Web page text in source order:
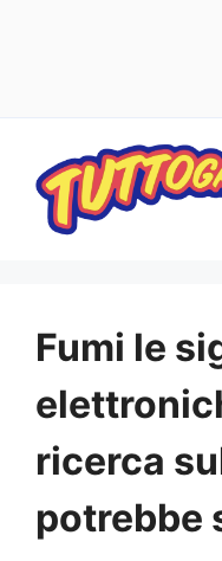
contenuto
Fumi le
ricerca
potrebbe